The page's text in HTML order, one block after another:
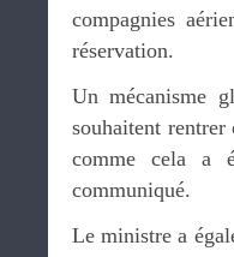
compagnies
réservation.
Un mécanisme
souhaitent
comme cela a
communiqué.
Le ministre a